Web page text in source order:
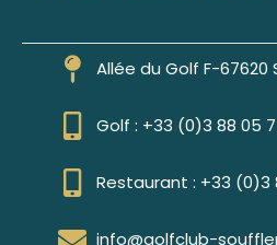
Allée du Golf F-
Golf : +33 (0)3 88 05
Restaurant : +33 (0)3
info@golfclub-